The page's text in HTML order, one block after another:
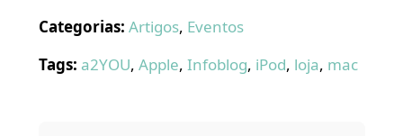
Categorias: Artigos, Eventos
Tags: a2YOU, Apple, Infoblog, iPod, loja, mac